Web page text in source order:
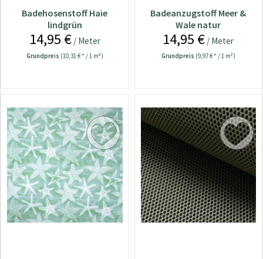
Badehosenstoff Haie
lindgrün
14,95 €/ Meter
Grundpreis (10,31 € * / 1 m²)
Badeanzugstoff Meer &
Wale natur
14,95 € / Meter
Grundpreis (9,97 € * / 1 m²)